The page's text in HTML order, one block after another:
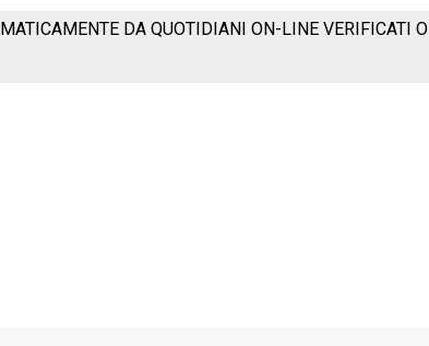
DA QUOTIDIANI ON-LINE VERIFICATI O